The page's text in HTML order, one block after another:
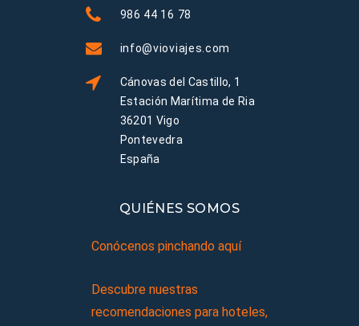
986 44 16 78
info@vioviajes.com
Cánovas del Castillo, 1
Estación Marítima de Ria
36201 Vigo
Pontevedra
España
QUIÉNES SOMOS
Conócenos pinchando aquí
Descubre nuestras
recomendaciones para hoteles,